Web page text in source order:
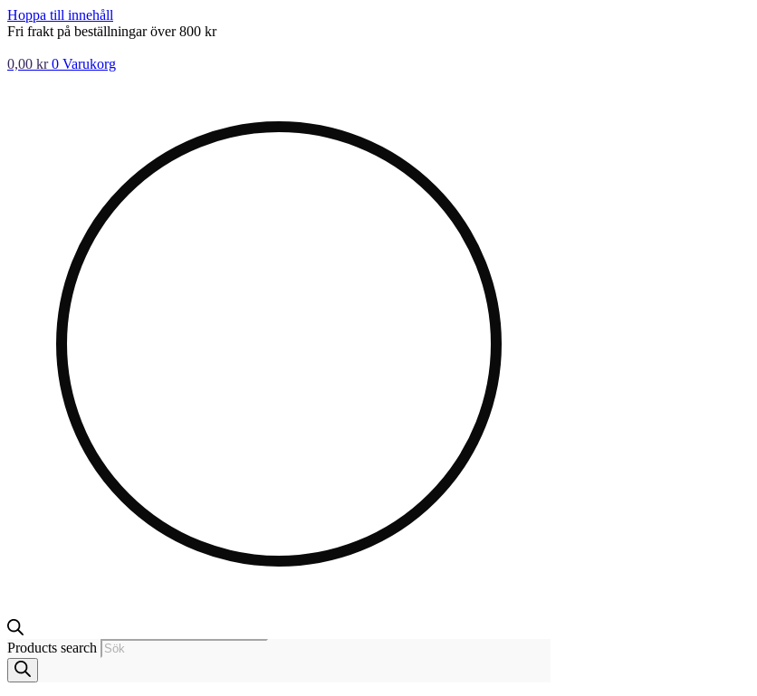
Hoppa till innehåll
Fri frakt på beställningar över 800 kr
0,00 kr 0 Varukorg
Products search